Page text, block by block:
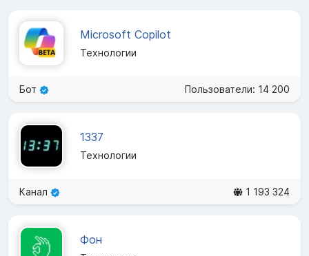
Microsoft Copilot
Технологии
Бот Пользователи: 14 200
1337
Технологии
Канал 1 193 324
Фон